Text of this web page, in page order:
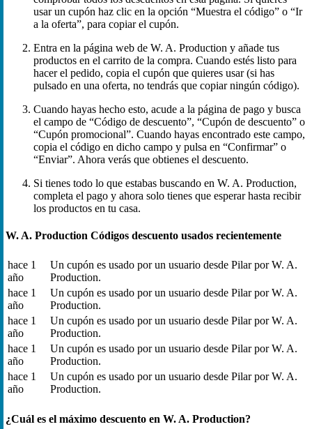
usar un cupón haz clic en la opción “Muestra el código” o “Ir
a la oferta”, para copiar el cupón.
Entra en la página web de W. A. Production y añade tus
productos en el carrito de la compra. Cuando estés listo para
hacer el pedido, copia el cupón que quieres usar (si has
pulsado en una oferta, no tendrás que copiar ningún código).
Cuando hayas hecho esto, acude a la página de pago y busca
el campo de “Código de descuento”, “Cupón de descuento” o
“Cupón promocional”. Cuando hayas encontrado este campo,
copia el código en dicho campo y pulsa en “Confirmar” o
“Enviar”. Ahora verás que obtienes el descuento.
Si tienes todo lo que estabas buscando en W. A. Production,
completa el pago y ahora solo tienes que esperar hasta recibir
los productos en tu casa.
W. A. Production Códigos descuento usados recientemente
hace 1
año
Un cupón es usado por un usuario desde Pilar por W. A.
Production.
hace 1
año
Un cupón es usado por un usuario desde Pilar por W. A.
Production.
hace 1
año
Un cupón es usado por un usuario desde Pilar por W. A.
Production.
hace 1
año
Un cupón es usado por un usuario desde Pilar por W. A.
Production.
hace 1
año
Un cupón es usado por un usuario desde Pilar por W. A.
Production.
¿Cuál es el máximo descuento en W. A. Production?